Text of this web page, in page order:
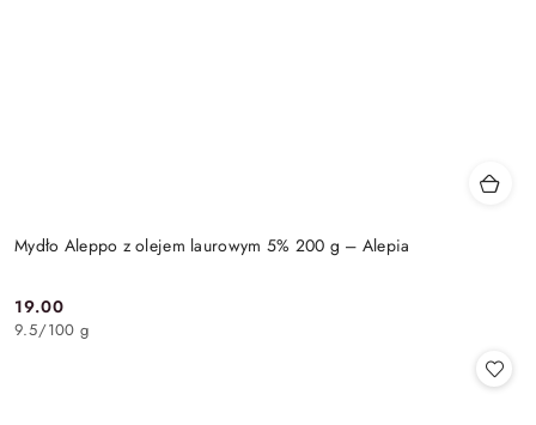
Mydło Aleppo z olejem laurowym 5% 200 g – Alepia
Cena:
19.00
9.5/100 g